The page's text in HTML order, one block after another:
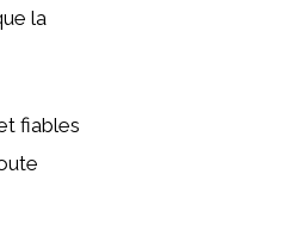
la
fiables